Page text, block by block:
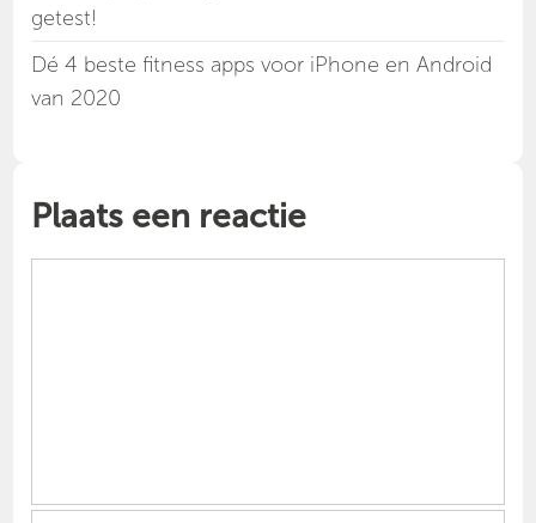
getest!
Dé 4 beste fitness apps voor iPhone en Android
van 2020
Plaats een reactie